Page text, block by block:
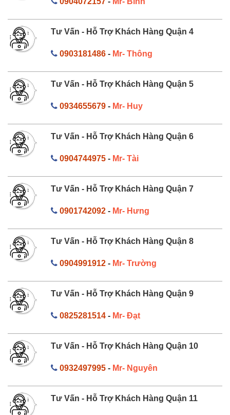
Tư Vấn - Hỗ Trợ Khách Hàng Quận 4
0903181486- Mr- Thông
Tư Vấn - Hỗ Trợ Khách Hàng Quận 5
0934655679- Mr- Huy
Tư Vấn - Hỗ Trợ Khách Hàng Quận 6
0904744975- Mr- Tài
Tư Vấn - Hỗ Trợ Khách Hàng Quận 7
0901742092- Mr- Hưng
Tư Vấn - Hỗ Trợ Khách Hàng Quận 8
0904991912- Mr- Trường
Tư Vấn - Hỗ Trợ Khách Hàng Quận 9
0825281514- Mr- Đạt
Tư Vấn - Hỗ Trợ Khách Hàng Quận 10
0932497995- Mr- Nguyên
Tư Vấn - Hỗ Trợ Khách Hàng Quận 11